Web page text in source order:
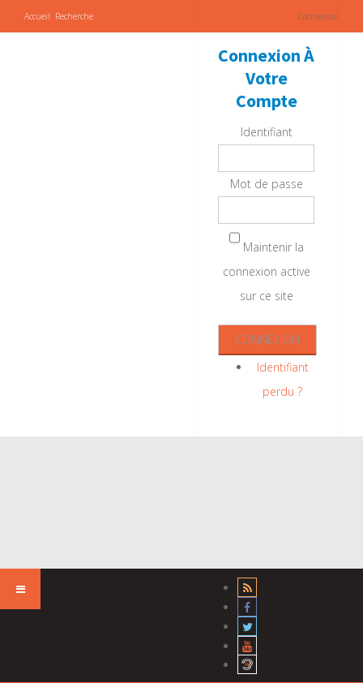
Accueil Recherche Connexion
Connexion À
Votre
Compte
Identifiant
Mot de passe
Maintenir la
connexion active
sur ce site
Identifiant
perdu ?